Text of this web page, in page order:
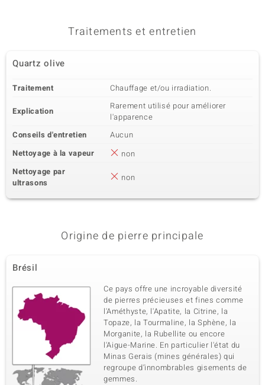
Traitements et entretien
Quartz olive
Traitement Chauffage et/ou irradiation.
Explication
Rarement utilisé pour améliorer
l'apparence
Conseils d'entretien
Aucun
Nettoyage à la vapeur
non
Nettoyage par
ultrasons
non
Origine de pierre principale
Brésil
Ce pays offre une incroyable diversité
de pierres précieuses et fines comme
l'Améthyste, l'Apatite, la Citrine, la
Topaze, la Tourmaline, la Sphène, la
Morganite, la Rubellite ou encore
l'Aigue-Marine. En particulier l'état du
Minas Gerais (mines générales) qui
regroupe d’innombrables gisements de
gemmes.